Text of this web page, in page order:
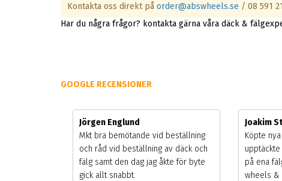
Kontakta oss direkt på order@abswheels.se / 08 591
Har du några frågor? kontakta gärna våra däck &
GOOGLE RECENSIONER
Jörgen Englund
Mkt bra bemötande vid beställning
och råd vid beställning av däck och
fälg samt den dag jag åkte för byte
gick allt snabbt.
Joakim
Köpte
på ena
wheels &